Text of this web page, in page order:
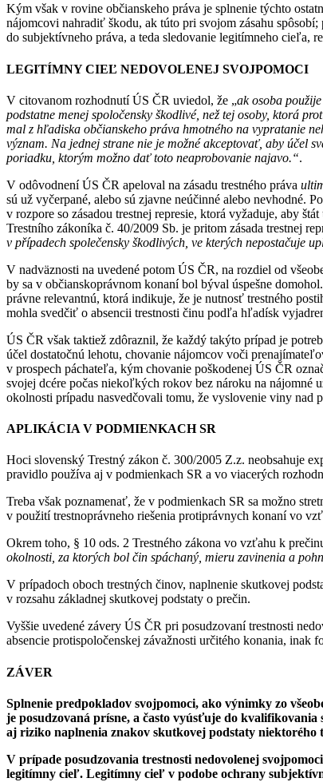
Kým však v rovine občianskeho práva je splnenie týchto
nájomcovi nahradiť škodu, ak túto pri svojom zásahu
do subjektívneho práva, a teda sledovanie legitímneho cieľa,
LEGITÍMNY CIEĽ NEDOVOLENEJ SVOJPOMOCI
V citovanom rozhodnutí ÚS ČR uviedol, že „ak osoba
podstatne menej spoločensky škodlivé, než tej osoby, ktorá
mal z hľadiska občianskeho práva hmotného na vypratanie
význam. Na jednej strane nie je možné akceptovať, aby účel
poriadku, ktorým možno dať toto neaprobovanie najavo.“.
V odôvodnení ÚS ČR apeloval na zásadu trestného práva
sú už vyčerpané, alebo sú zjavne neúčinné alebo nevhodné.
v rozpore so zásadou trestnej represie, ktorá vyžaduje, aby
Trestního zákoníka č. 40/2009 Sb. je pritom zásada trestnej
v případech společensky škodlivých, ve kterých nepostačuje
V nadväznosti na uvedené potom ÚS ČR, na rozdiel od
by sa v občianskoprávnom konaní bol býval úspešne
právne relevantnú, ktorá indikuje, že je nutnosť trestného
mohla svedčiť o absencii trestnosti činu podľa hľadísk
ÚS ČR však taktiež zdôraznil, že každý takýto prípad je
účel dostatočnú lehotu, chovanie nájomcov voči
v prospech páchateľa, kým chovanie poškodenej ÚS ČR
svojej dcére počas niekoľkých rokov bez nároku na
okolnosti prípadu nasvedčovali tomu, že vyslovenie viny nad
APLIKÁCIA V PODMIENKACH SR
Hoci slovenský Trestný zákon č. 300/2005 Z.z. neobsahuje
pravidlo používa aj v podmienkach SR a vo viacerých
Treba však poznamenať, že v podmienkach SR sa možno
v použití trestnoprávneho riešenia protiprávnych konaní vo
Okrem toho, § 10 ods. 2 Trestného zákona vo vzťahu k
okolnosti, za ktorých bol čin spáchaný, mieru zavinenia a
V prípadoch oboch trestných činov, naplnenie skutkovej
v rozsahu základnej skutkovej podstaty o prečin.
Vyššie uvedené závery ÚS ČR pri posudzovaní trestnosti
absencie protispoločenskej závažnosti určitého konania, inak
ZÁVER
Splnenie predpokladov svojpomoci, ako výnimky zo
je posudzovaná prísne, a často vyúsťuje do
aj riziko naplnenia znakov skutkovej podstaty niektorého
V prípade posudzovania trestnosti nedovolenej
legitímny cieľ. Legitímny cieľ v podobe ochrany